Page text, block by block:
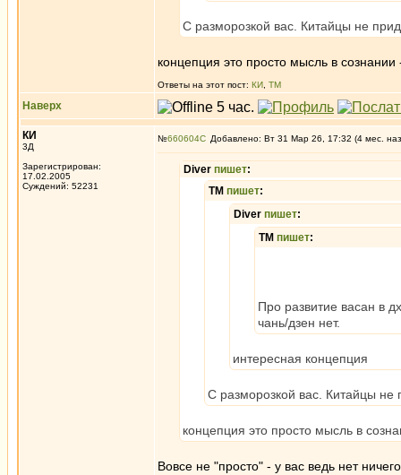
С разморозкой вас. Китайцы не
концепция это просто мысль в
Ответы на этот пост: КИ ТМ
Наверх
КИ
3Д
Зарегистрирован:
17.02.2005
Суждений: 52231
№660604 Добавлено: Вт 31 Мар 26, 17:32 (4 мес.
Diver пишет:
ТМ пишет:
Diver пишет:
ТМ пишет:
Про развитие васан в
чань/дзен нет.
интересная концепция
С разморозкой вас. Китайцы
концепция это просто мысль в
Вовсе не "просто" - у вас ведь нет